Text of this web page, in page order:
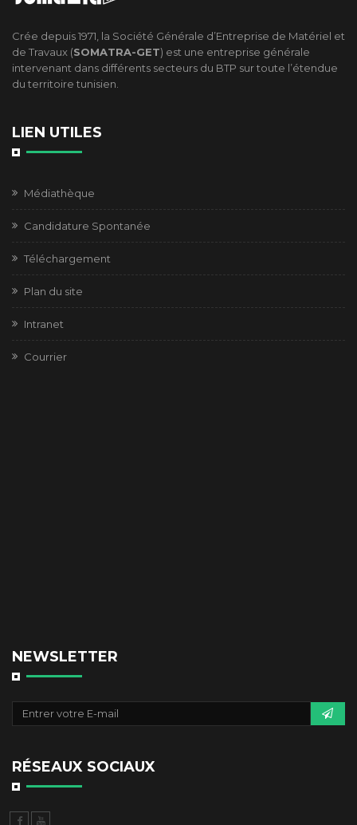
Crée depuis 1971, la Société Générale d’Entreprise de Matériel et
de Travaux (SOMATRA-GET) est une entreprise générale
intervenant dans différents secteurs du BTP sur toute l’étendue
du territoire tunisien.
LIEN UTILES
Médiathèque
Candidature Spontanée
Téléchargement
Plan du site
Intranet
Courrier
NEWSLETTER
RÉSEAUX SOCIAUX